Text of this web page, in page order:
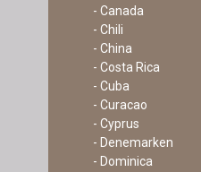
- Canada
- Chili
- China
- Costa Rica
- Cuba
- Curacao
- Cyprus
- Denemarken
- Dominica